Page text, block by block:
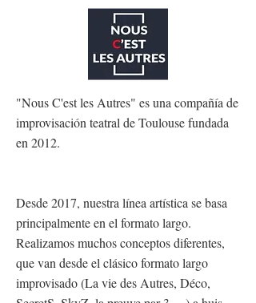
"Nous C'est les Autres" es una compañía de
improvisación teatral de Toulouse fundada
en 2012.
Desde 2017, nuestra línea artística se basa
principalmente en el formato largo.
Realizamos muchos conceptos diferentes,
que van desde el clásico formato largo
improvisado (La vie des Autres, Déco,